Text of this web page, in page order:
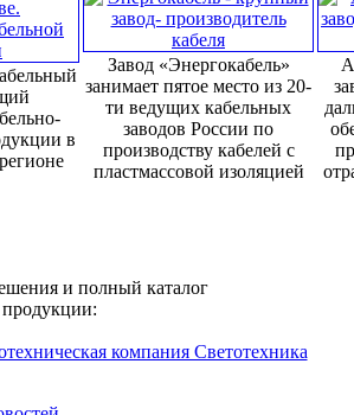
в
Завод «Энергокабель»
занимает пятое место из 20-
ти ведущих кабельных
заводов России по
производству кабелей с
пластмассовой изоляцией
и полный каталог
продукции: